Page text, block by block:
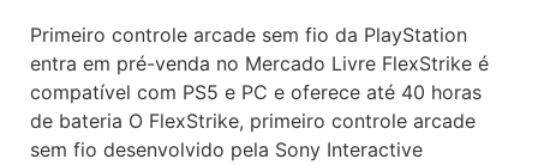
Primeiro controle arcade sem fio da PlayStation
entra em pré-venda no Mercado Livre FlexStrike é
compatível com PS5 e PC e oferece até 40 horas
de bateria O FlexStrike, primeiro controle arcade
sem fio desenvolvido pela Sony Interactive